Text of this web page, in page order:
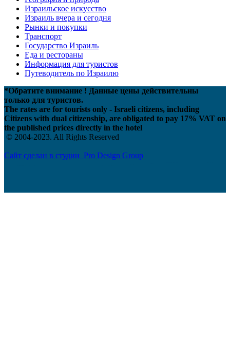
Израильское искусство
Израиль вчера и сегодня
Рынки и покупки
Транспорт
Государство Израиль
Еда и рестораны
Информация для туристов
Путеводитель по Израилю
*Обратите внимание ! Данные цены действительны
только для туристов.
The rates are for tourists only - Israeli citizens, including
Citizens with dual citizenship, are obligated to pay 17% VAT on
the published prices directly in the hotel
© 2004-2023. All Rights Reserved
Сайт сделан в студии Pro Design Group